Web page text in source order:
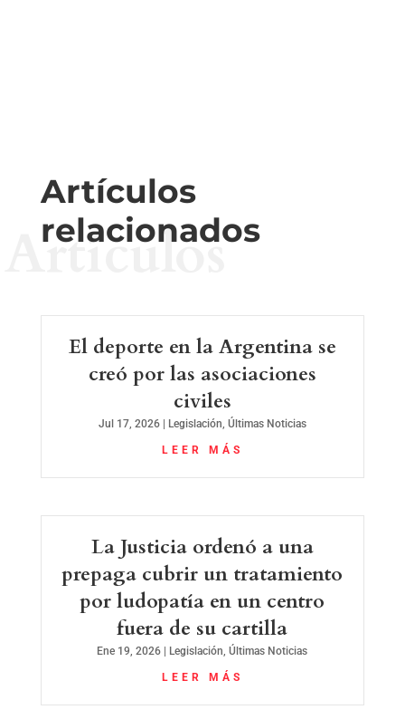
Artículos
relacionados
Artículos
El deporte en la Argentina se
creó por las asociaciones
civiles
Jul 17, 2026| Legislación Últimas Noticias
LEER MÁS
La Justicia ordenó a una
prepaga cubrir un tratamiento
por ludopatía en un centro
fuera de su cartilla
Ene 19, 2026 | Legislación,Últimas Noticias
LEER MÁS